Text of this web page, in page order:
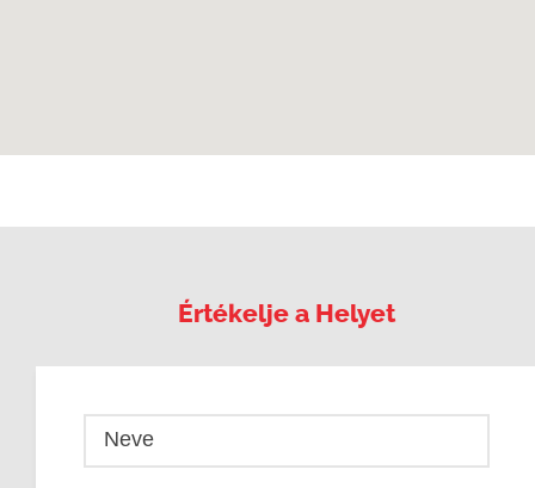
Értékelje a Helyet
Neve